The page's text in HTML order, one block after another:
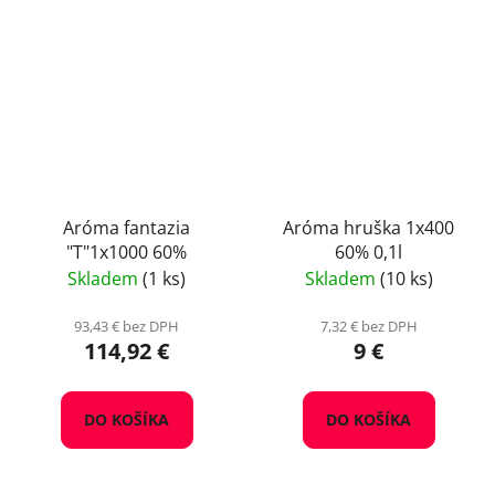
Aróma fantazia
"T"1x1000 60%
Skladem (1 ks)
93,43 € bez DPH
114,92 €
DO KOŠÍKA
Aróma hruška 1x400
60% 0,1l
Skladem (10 ks)
7,32 € bez DPH
9 €
DO KOŠÍKA